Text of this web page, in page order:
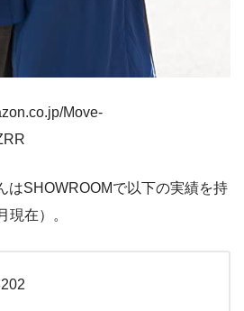
Move-
はSHOWROOMで以下の実績を持
現在）。